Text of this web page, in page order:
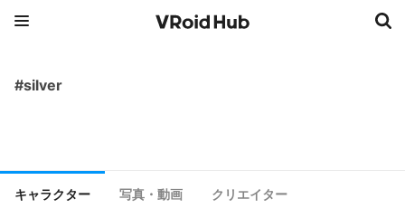
#silver
キャラクター 写真・動画 クリエイター